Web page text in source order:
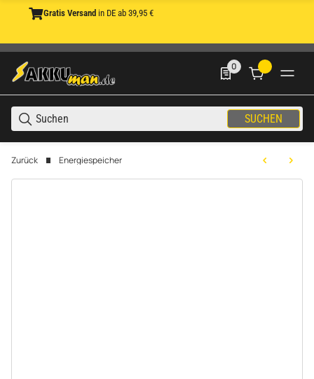
Gratis Versand in DE ab 39,95 €
SUCHEN
0
0 Produkte in der
Zurück Energiespeicher